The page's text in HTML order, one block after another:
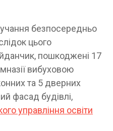
безпосередньо
цього
пошкоджені 17
вибуховою
та 5 дверних
фасад будівлі,
управління освіти